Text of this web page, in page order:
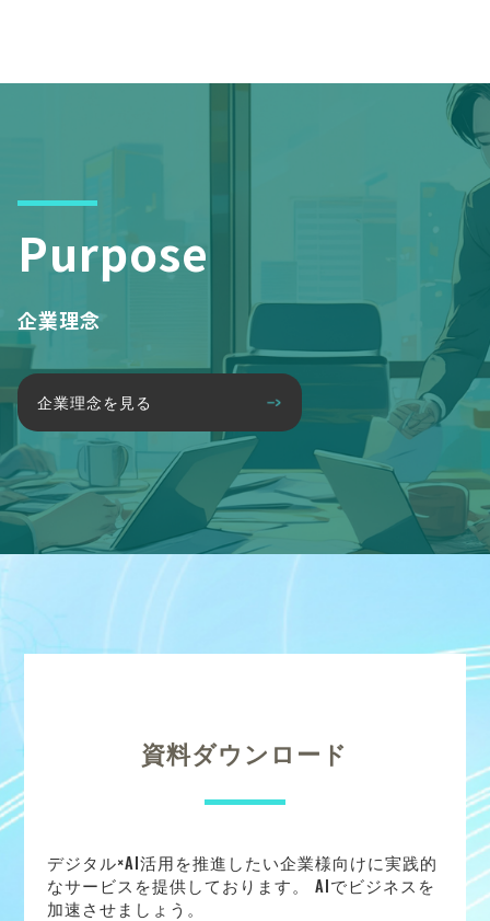
Purpose
企業理念
企業理念を見る
資料ダウンロード
デジタル×AI活用を推進したい企業様向けに実践的
なサービスを提供しております。 AIでビジネスを
加速させましょう。